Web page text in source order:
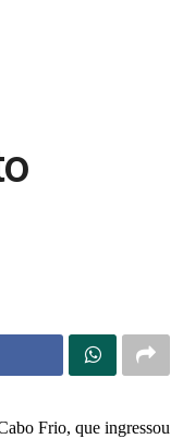
Frio, que ingressou